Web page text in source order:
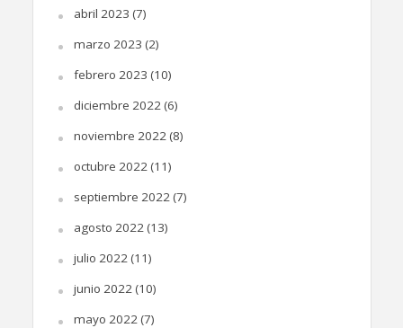
abril 2023 (7)
marzo 2023 (2)
febrero 2023 (10)
diciembre 2022(6)
noviembre 2022(8)
octubre 2022(11)
septiembre 2022(7)
agosto 2022(13)
julio 2022(11)
junio 2022(10)
mayo 2022(7)